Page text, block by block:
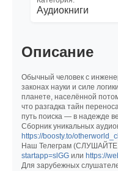
Аудиокниги
Описание
Обычный человек с
законах науки и силе
планете, населённой
что разгадка тайн
путь поиска — в надежде
Сборник уникальных
https://boosty.to/
Наш Телеграм
startapp=slGG или https://
Для зарубежных